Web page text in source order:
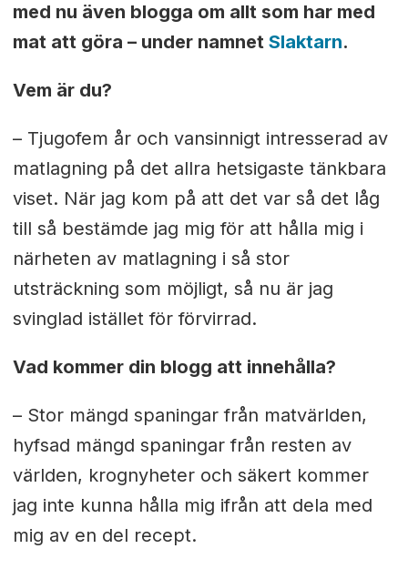
med nu även blogga om allt som har med
mat att göra – under namnet Slaktarn.
Vem är du?
– Tjugofem år och vansinnigt intresserad av
matlagning på det allra hetsigaste tänkbara
viset. När jag kom på att det var så det låg
till så bestämde jag mig för att hålla mig i
närheten av matlagning i så stor
utsträckning som möjligt, så nu är jag
svinglad istället för förvirrad.
Vad kommer din blogg att innehålla?
– Stor mängd spaningar från matvärlden,
hyfsad mängd spaningar från resten av
världen, krognyheter och säkert kommer
jag inte kunna hålla mig ifrån att dela med
mig av en del recept.